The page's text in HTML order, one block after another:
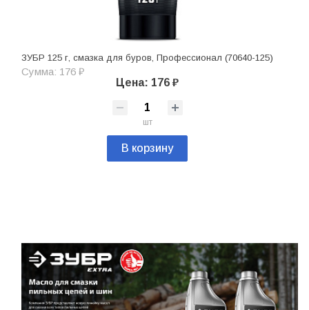
ЗУБР 125 г, смазка для буров, Профессионал (70640-125)
Сумма: 176 ₽
Цена: 176 ₽
шт
В корзину